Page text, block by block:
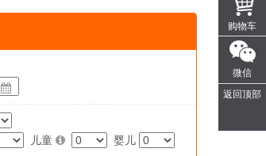
儿童 婴儿
购物车
微信
返回顶部